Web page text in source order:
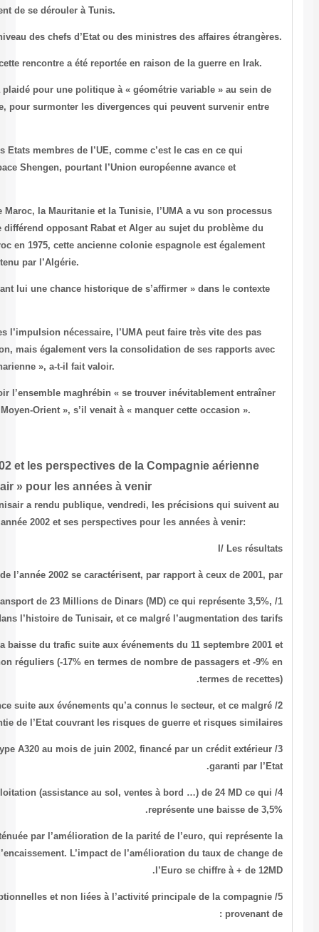
sur « l’avenir du monde arabe » qui vient de se dérouler à Tunis.
Il n’a pas précisé si elle se tiendra au niveau des chefs d’Etat ou
Prévue initialement en février dernier, cette rencontre a été reportée
Lors du forum de Tunis, M. Boularès a plaidé pour une politique à «
l’UMA, à l’instar de l’Union européenne, pour surmonter les
« Des désaccords opposent souvent les Etats membres de l’UE,
concerne l’adhésion à l’euro ou à l’espace Shengen, pourtant
Créée en 1989 par l’Algérie, la Libye, le Maroc, la Mauritanie et la
d’intégration entravé notamment par le différend opposant Rabat et
Sahara Occidental. Annexée par le Maroc en 1975, cette ancienne
revendiquée par le front Polisario, soutenu par l’Algérie.
Selon M. Boularès, « le Maghreb a devant lui une chance historique
« Si les Etats donnaient à ses structures l’impulsion nécessaire,
décisifs non seulement vers l’intégration, mais également vers la
l’Union européenne et l’Afrique subsaharienne », a-t-il fait valoir.
Il a mis en garde contre le risque de voir l’ensemble maghrébin «
par les tourbillons que va connaître le Moyen-Orient », s’il venait à «
Les Résultats de l’année 2002 et les perspectives de
« Tunisair » pour les années à
25/4/2003– La direction générale de Tunisair a rendu publique,
sujet des résultats de la société pour l’année 2002 et ses
Les résultats de l’année 2002 se
Une baisse des recettes dans le transport de 23 Millions de
pour la première fois dans l’histoire de Tunisair, et
Cette régression est due à la baisse du trafic suite aux
principalement concernant les vols non réguliers (-17% en termes
l’augmentation des charges d’assurance suite aux événements
la garantie de l’Etat couvrant les
acquisition d’un nouvel appareil de type A320 au mois de juin
baisse dans les produits d’exploitation (assistance au sol,
La baisse des recettes a été atténuée par l’amélioration de
principale monnaie d’encaissement. L’impact de
enregistrement de recettes exceptionnelles et non liées à